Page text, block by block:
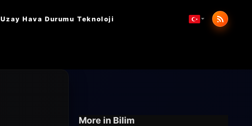
Uzay Hava Durumu Teknoloji
More in Bilim